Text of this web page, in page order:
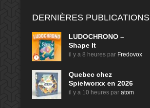
DERNIÈRES PUBLICATIONS
LUDOCHRONO –
Shape It
il y a 8 heures par Fredovox
Quebec chez
Spielworxx en 2026
il y a 10 heures par atom